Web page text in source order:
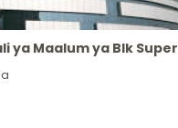
ya Maalum ya Blk Super